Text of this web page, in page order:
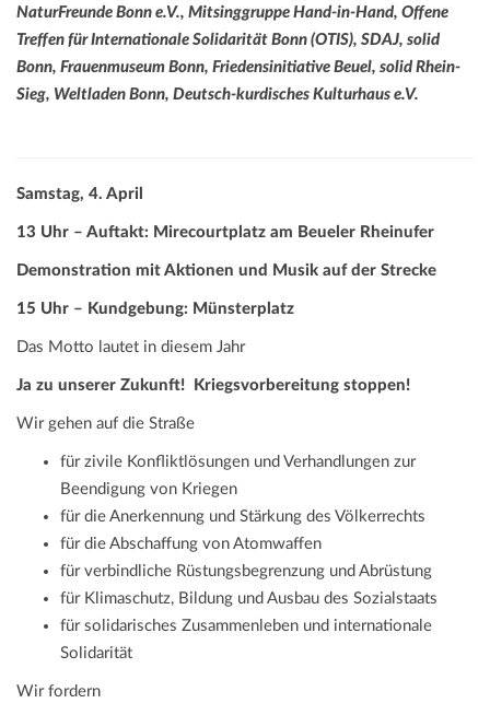
NaturFreunde Bonn e.V., Mitsinggruppe Hand-in-Hand, Offene
Treffen für Internationale Solidarität Bonn (OTIS), SDAJ, solid
Bonn, Frauenmuseum Bonn, Friedensinitiative Beuel, solid Rhein-
Sieg, Weltladen Bonn, Deutsch-kurdisches Kulturhaus e.V.
Samstag, 4. April
13 Uhr – Auftakt: Mirecourtplatz am Beueler Rheinufer
Demonstration mit Aktionen und Musik auf der Strecke
15 Uhr – Kundgebung: Münsterplatz
Das Motto lautet in diesem Jahr
Ja zu unserer Zukunft! Kriegsvorbereitung stoppen!
Wir gehen auf die Straße
für zivile Konfliktlösungen und Verhandlungen zur
Beendigung von Kriegen
für die Anerkennung und Stärkung des Völkerrechts
für die Abschaffung von Atomwaffen
für verbindliche Rüstungsbegrenzung und Abrüstung
für Klimaschutz, Bildung und Ausbau des Sozialstaats
für solidarisches Zusammenleben und internationale
Solidarität
Wir fordern